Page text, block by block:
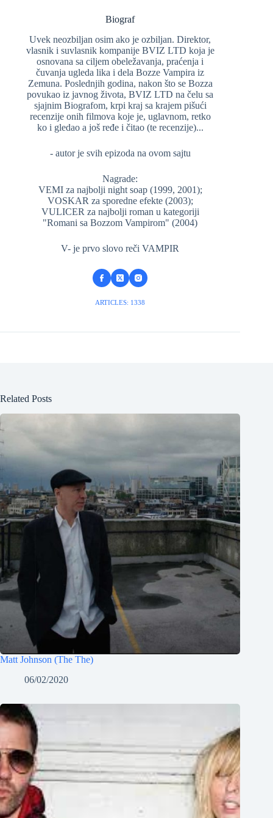
Biograf
Uvek neozbiljan osim ako je ozbiljan. Direktor,
vlasnik i suvlasnik kompanije BVIZ LTD koja je
osnovana sa ciljem obeležavanja, praćenja i
čuvanja ugleda lika i dela Bozze Vampira iz
Zemuna. Poslednjih godina, nakon što se Bozza
povukao iz javnog života, BVIZ LTD na čelu sa
sjajnim Biografom, krpi kraj sa krajem pišući
recenzije onih filmova koje je, uglavnom, retko
ko i gledao a još ređe i čitao (te recenzije)...
- autor je svih epizoda na ovom sajtu
Nagrade:
VEMI za najbolji night soap (1999, 2001);
VOSKAR za sporedne efekte (2003);
VULICER za najbolji roman u kategoriji
"Romani sa Bozzom Vampirom" (2004)
V- je prvo slovo reči VAMPIR
ARTICLES: 1338
Related Posts
Matt Johnson (The The)
06/02/2020